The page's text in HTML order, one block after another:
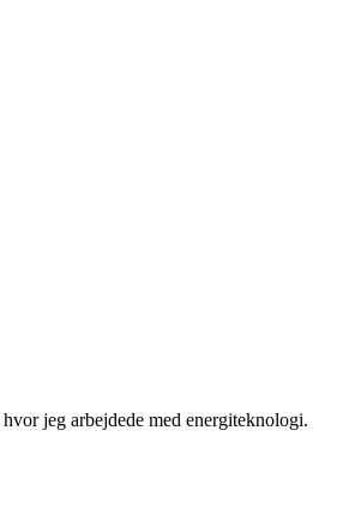
jeg arbejdede med energiteknologi.